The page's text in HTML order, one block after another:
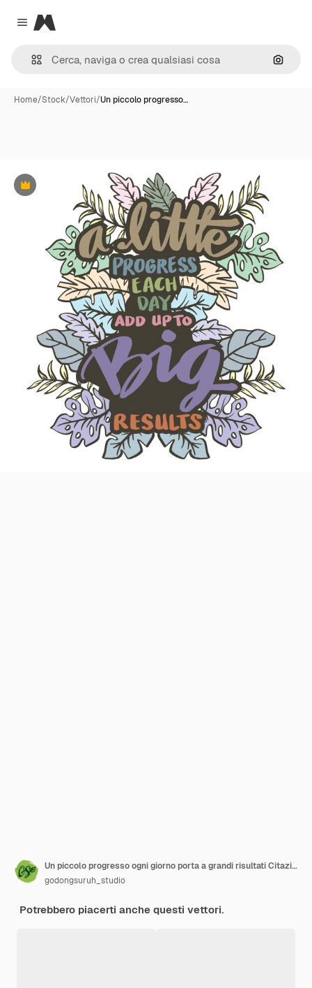
Close menu
Magnific
Cerca
Home/Stock/Vettori/Un piccolo progresso…
Premium
Un piccolo progresso ogni giorno porta a grandi risultati Citazioni sui poster
godongsuruh_studio
Potrebbero piacerti anche questi vettori.